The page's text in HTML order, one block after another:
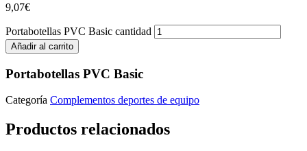
9,07€
Portabotellas PVC Basic cantidad
Añadir al carrito
Portabotellas PVC Basic
Categoría Complementos deportes de equipo
Productos relacionados